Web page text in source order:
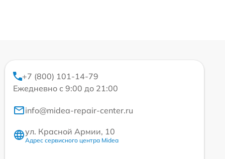
+7 (800) 101-14-79
Ежедневно с 9:00 до 21:00
info@midea-repair-center.ru
ул. Красной Армии, 10
Адрес сервисного центра Midea